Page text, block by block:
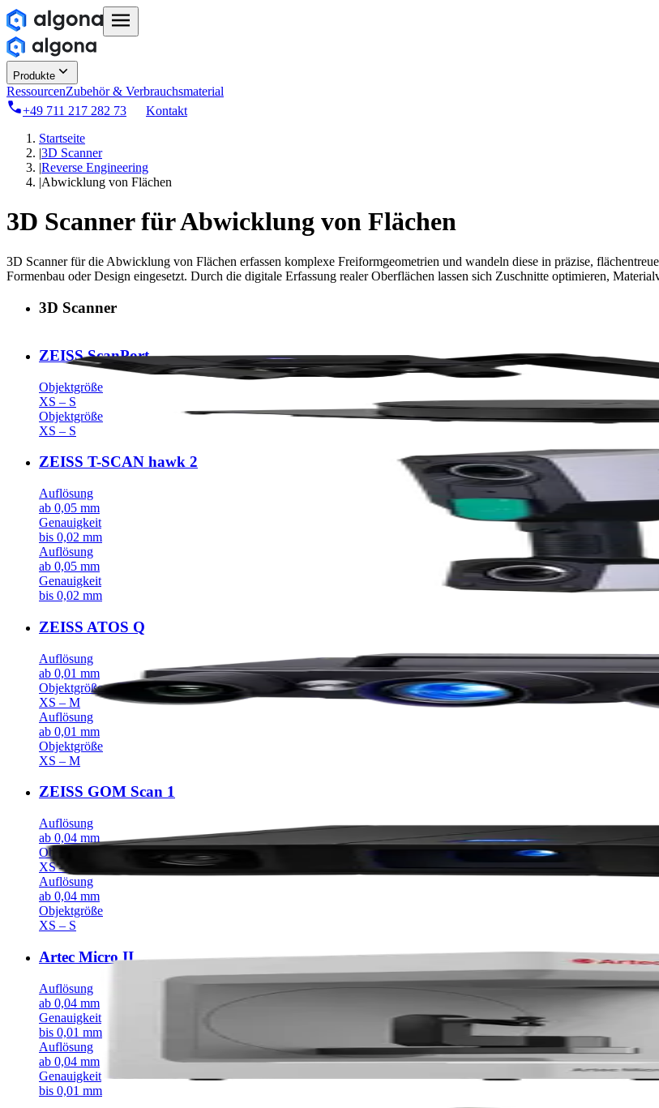
Produkte
RessourcenZubehör & Verbrauchsmaterial
+49 711 217 282 73
Kontakt
Startseite
|3D Scanner
|Reverse Engineering
|Abwicklung von Flächen
3D Scanner fürAbwicklung von Flächen
3D Scanner für die Abwicklung von Flächen erfassen komplexe Freiformgeometrien und wandeln diese in präzise,
Formenbau oder Design eingesetzt. Durch die digitale Erfassung realer Oberflächen lassen sich Zuschnitte optimieren,
3D Scanner
ZEISS ScanPort
Objektgröße
XS – S
Objektgröße
XS – S
ZEISS T-SCAN hawk 2
Auflösung
ab 0,05 mm
Genauigkeit
bis 0,02 mm
Auflösung
ab 0,05 mm
Genauigkeit
bis 0,02 mm
ZEISS ATOS Q
Auflösung
ab 0,01 mm
Objektgröße
XS – M
Auflösung
ab 0,01 mm
Objektgröße
XS – M
ZEISS GOM Scan 1
Auflösung
ab 0,04 mm
Objektgröße
XS – S
Auflösung
ab 0,04 mm
Objektgröße
XS – S
Artec Micro II
Auflösung
ab 0,04 mm
Genauigkeit
bis 0,01 mm
Auflösung
ab 0,04 mm
Genauigkeit
bis 0,01 mm